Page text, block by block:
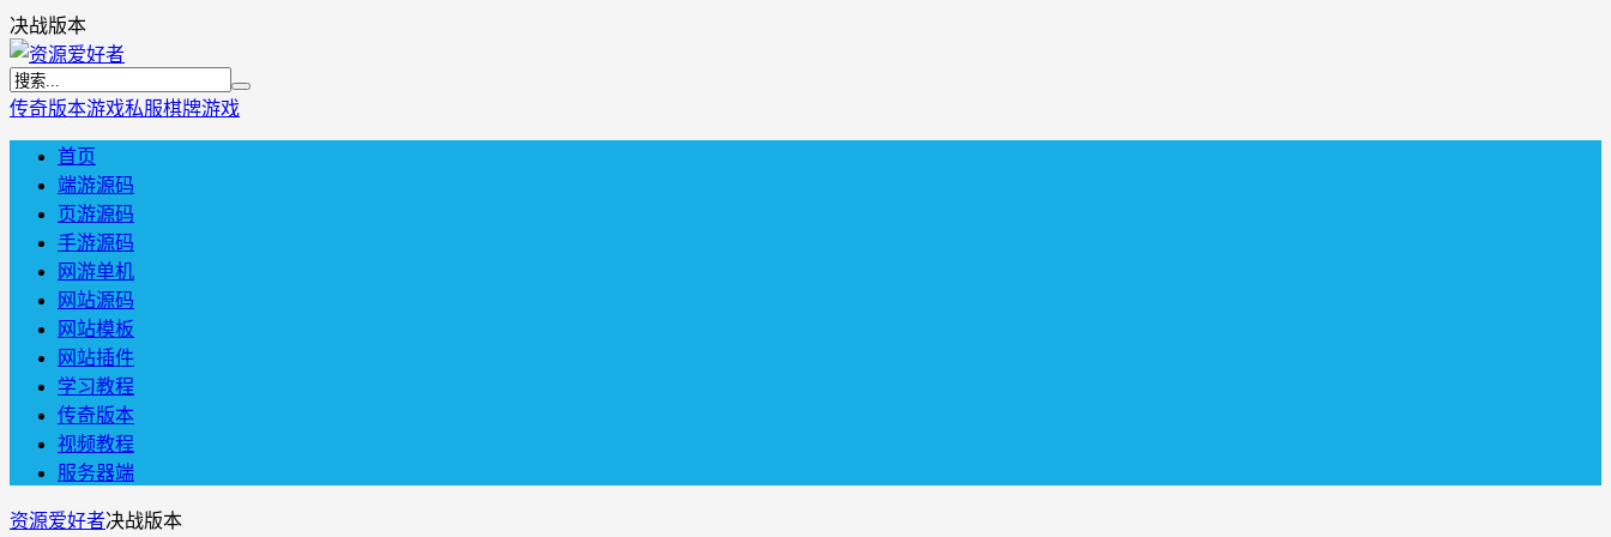
决战版本
传奇版本游戏私服棋牌游戏
首页
端游源码
页游源码
手游源码
网游单机
网站源码
网站模板
网站插件
学习教程
传奇版本
视频教程
服务器端
资源爱好者决战版本